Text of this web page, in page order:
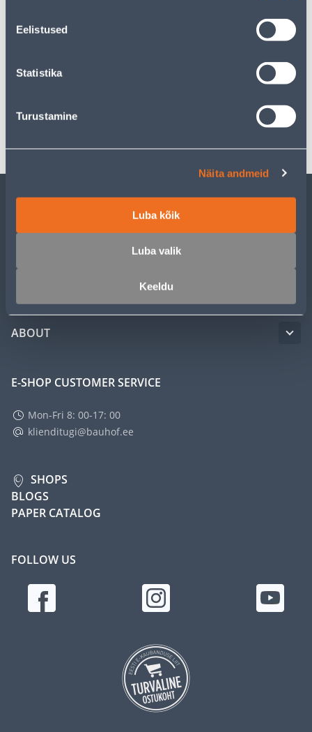
Eelistused
Statistika
Turustamine
Näita andmeid
Luba kõik
Luba valik
Keeldu
ABOUT
E-SHOP CUSTOMER SERVICE
Mon-Fri 8: 00-17: 00
klienditugi@bauhof.ee
SHOPS
BLOGS
PAPER CATALOG
FOLLOW US